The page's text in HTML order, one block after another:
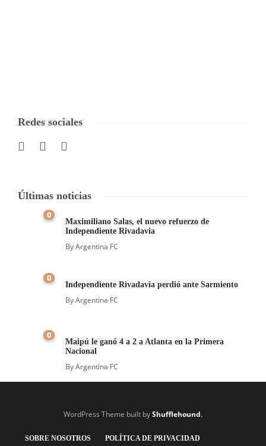
Redes sociales
Últimas noticias
0
Maximiliano Salas, el nuevo refuerzo de
Independiente Rivadavia
ByArgentina FC
0
Independiente Rivadavia perdió ante Sarmiento
ByArgentina FC
0
Maipú le ganó 4 a 2 a Atlanta en la Primera
Nacional
ByArgentina FC
WordPress Theme built byShufflehound.
SOBRE NOSOTROS POLÍTICA DE PRIVACIDAD